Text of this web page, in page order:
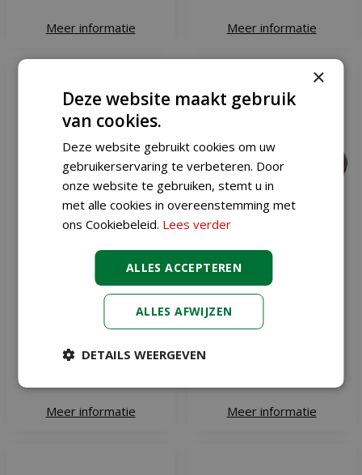
Meer informatie Meer informatie
Countryfield schaal dusan
50x20x5 cm bruin
€
Meer informatie
Dienblad 34 cm goud
Meer informatie
×
Deze website maakt gebruik
van cookies.
Deze website gebruikt cookies om uw
gebruikerservaring te verbeteren. Door
onze website te gebruiken, stemt u in
met alle cookies in overeenstemming met
ons Cookiebeleid. Lees verder
ALLES ACCEPTEREN
ALLES AFWIJZEN
DETAILS WEERGEVEN